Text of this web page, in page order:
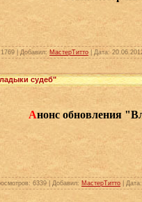
| Добавил: МастерТитто| Дата:
судеб"
Анонс обновления
6339 | Добавил: МастерТитто | Дата: